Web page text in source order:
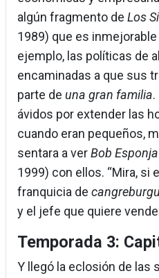
algún fragmento de Los
1989) que es
ejemplo, las políticas de
encaminadas a que sus
parte de una gran familia
ávidos por extender las
cuando eran pequeños,
sentara a verBob Esponja
1999) con ellos. “Mira, si
franquicia de
y el jefe que quiere
Temporada 3:
Y llegó la eclosión de las